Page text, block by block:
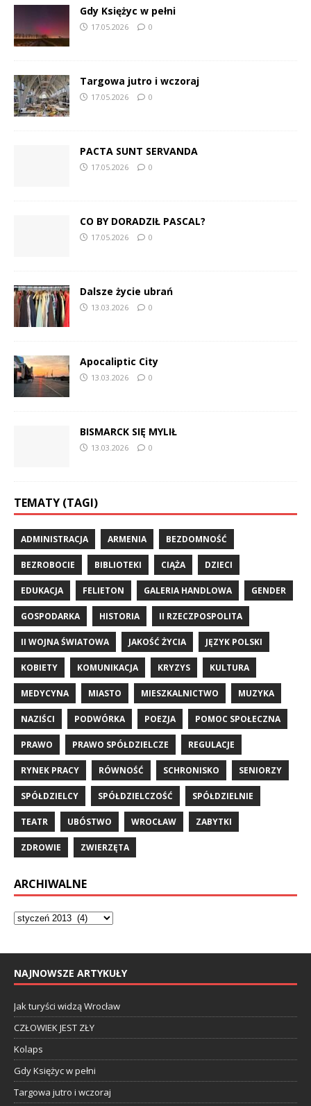
Gdy Księżyc w pełni
17.05.2026 0
Targowa jutro i wczoraj
17.05.2026 0
PACTA SUNT SERVANDA
17.05.2026 0
CO BY DORADZIŁ PASCAL?
17.05.2026 0
Dalsze życie ubrań
13.03.2026 0
Apocaliptic City
13.03.2026 0
BISMARCK SIĘ MYLIŁ
13.03.2026 0
TEMATY (TAGI)
ADMINISTRACJA ARMENIA BEZDOMNOŚĆ
BEZROBOCIE BIBLIOTEKI CIĄŻA DZIECI
EDUKACJA FELIETON GALERIA HANDLOWA GENDER
GOSPODARKA HISTORIA II RZECZPOSPOLITA
II WOJNA ŚWIATOWA JAKOŚĆ ŻYCIA JĘZYK POLSKI
KOBIETY KOMUNIKACJA KRYZYS KULTURA
MEDYCYNA MIASTO MIESZKALNICTWO MUZYKA
NAZIŚCI PODWÓRKA POEZJA POMOC SPOŁECZNA
PRAWO PRAWO SPÓŁDZIELCZE REGULACJE
RYNEK PRACY RÓWNOŚĆ SCHRONISKO SENIORZY
SPÓŁDZIELCY SPÓŁDZIELCZOŚĆ SPÓŁDZIELNIE
TEATR UBÓSTWO WROCŁAW ZABYTKI
ZDROWIE ZWIERZĘTA
ARCHIWALNE
NAJNOWSZE ARTYKUŁY
Jak turyści widzą Wrocław
CZŁOWIEK JEST ZŁY
Kolaps
Gdy Księżyc w pełni
Targowa jutro i wczoraj